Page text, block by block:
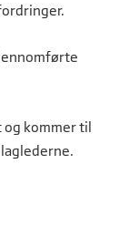
og kommer til